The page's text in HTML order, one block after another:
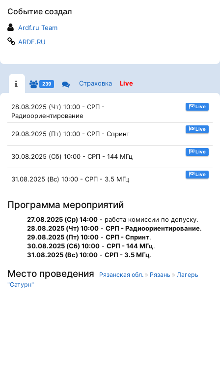
Событие создал
Ardf.ru Team
ARDF.RU
239 Страховка Live
28.08.2025 (Чт) 10:00 - СРП -
Радиоориентирование
Live
29.08.2025 (Пт) 10:00 - СРП - Спринт
Live
30.08.2025 (Сб) 10:00 - СРП - 144 МГц
Live
31.08.2025 (Вс) 10:00 - СРП - 3.5 МГц
Live
Программа мероприятий
27.08.2025 (Ср) 14:00 - работа комиссии по допуску.
28.08.2025 (Чт) 10:00 - СРП - Радиоориентирование.
29.08.2025 (Пт) 10:00 - СРП - Спринт.
30.08.2025 (Сб) 10:00 - СРП - 144 МГц.
31.08.2025 (Вс) 10:00 - СРП - 3.5 МГц.
Место проведения Рязанская обл. » Рязань » Лагерь
"Сатурн"